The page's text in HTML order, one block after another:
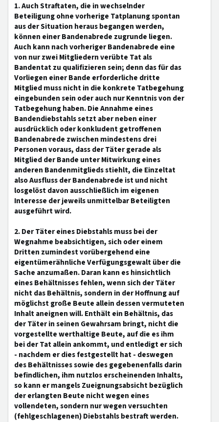
1. Auch Straftaten, die in wechselnder
Beteiligung ohne vorherige Tatplanung spontan
aus der Situation heraus begangen werden,
können einer Bandenabrede zugrunde liegen.
Auch kann nach vorheriger Bandenabrede eine
von nur zwei Mitgliedern verübte Tat als
Bandentat zu qualifizieren sein; denn das für das
Vorliegen einer Bande erforderliche dritte
Mitglied muss nicht in die konkrete Tatbegehung
eingebunden sein oder auch nur Kenntnis von der
Tatbegehung haben. Die Annahme eines
Bandendiebstahls setzt aber neben einer
ausdrücklich oder konkludent getroffenen
Bandenabrede zwischen mindestens drei
Personen voraus, dass der Täter gerade als
Mitglied der Bande unter Mitwirkung eines
anderen Bandenmitglieds stiehlt, die Einzeltat
also Ausfluss der Bandenabrede ist und nicht
losgelöst davon ausschließlich im eigenen
Interesse der jeweils unmittelbar Beteiligten
ausgeführt wird.
2. Der Täter eines Diebstahls muss bei der
Wegnahme beabsichtigen, sich oder einem
Dritten zumindest vorübergehend eine
eigentümerähnliche Verfügungsgewalt über die
Sache anzumaßen. Daran kann es hinsichtlich
eines Behältnisses fehlen, wenn sich der Täter
nicht das Behältnis, sondern in der Hoffnung auf
möglichst große Beute allein dessen vermuteten
Inhalt aneignen will. Enthält ein Behältnis, das
der Täter in seinen Gewahrsam bringt, nicht die
vorgestellte werthaltige Beute, auf die es ihm
bei der Tat allein ankommt, und entledigt er sich
- nachdem er dies festgestellt hat - deswegen
des Behältnisses sowie des gegebenenfalls darin
befindlichen, ihm nutzlos erscheinenden Inhalts,
so kann er mangels Zueignungsabsicht bezüglich
der erlangten Beute nicht wegen eines
vollendeten, sondern nur wegen versuchten
(fehlgeschlagenen) Diebstahls bestraft werden.